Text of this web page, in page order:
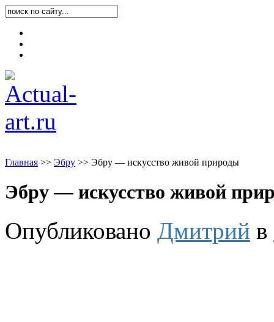
Главная >> Эбру >> Эбру — искусство живой природы
Эбру — искусство живой
Опубликовано Дмитрий в